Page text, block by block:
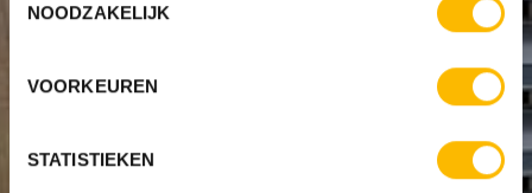
NOODZAKELIJK
VOORKEUREN
STATISTIEKEN